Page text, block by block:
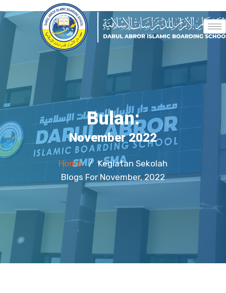
Bulan:
November 2022
Home / Kegiatan Sekolah
Blogs For November, 2022